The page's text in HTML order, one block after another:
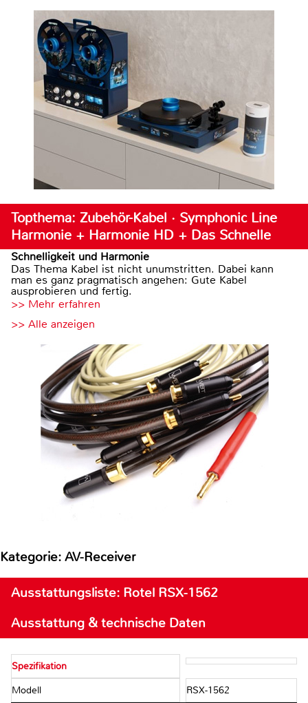
Topthema: Zubehör-Kabel · Symphonic Line
Harmonie + Harmonie HD + Das Schnelle
Schnelligkeit und Harmonie
Das Thema Kabel ist nicht unumstritten. Dabei kann
man es ganz pragmatisch angehen: Gute Kabel
ausprobieren und fertig.
>> Mehr erfahren
>> Alle anzeigen
Kategorie: AV-Receiver
Ausstattungsliste: Rotel RSX-1562
Ausstattung & technische Daten
Spezifikation
Modell RSX-1562